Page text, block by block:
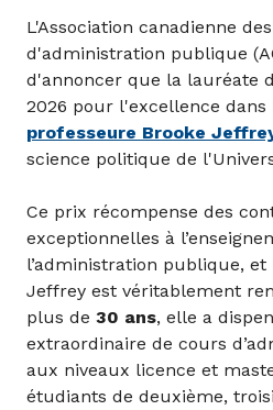
L'Association canadienne
d'administration publique
d'annoncer que la lauréate
2026 pour l'excellence
professeure Brooke
science politique de
Ce prix récompense des
exceptionnelles à
l’administration publique,
Jeffrey est véritablement
plus de 30 ans, elle a
extraordinaire de cours
aux niveaux licence et
étudiants de deuxième,